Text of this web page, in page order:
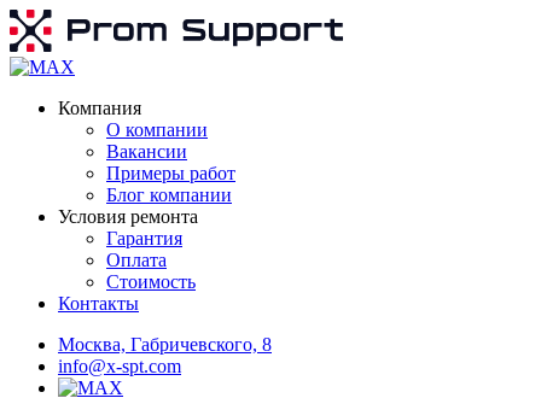
Компания
О компании
Вакансии
Примеры работ
Блог компании
Условия ремонта
Гарантия
Оплата
Стоимость
Контакты
Москва, Габричевского, 8
info@x-spt.com